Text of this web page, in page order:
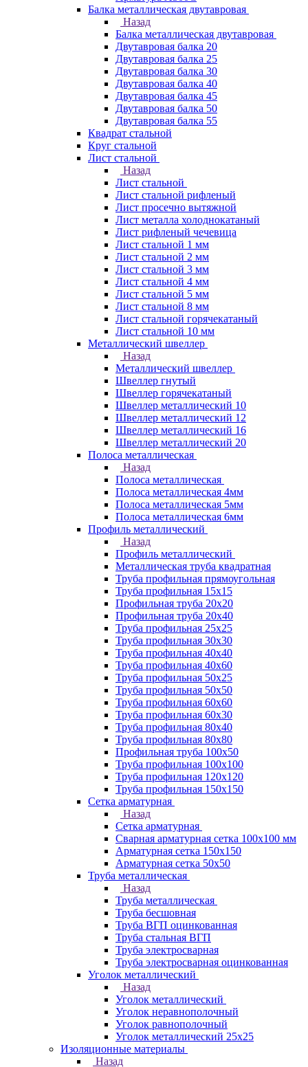
Балка металлическая двутавровая
Назад
Балка металлическая двутавровая
Двутавровая балка 20
Двутавровая балка 25
Двутавровая балка 30
Двутавровая балка 40
Двутавровая балка 45
Двутавровая балка 50
Двутавровая балка 55
Квадрат стальной
Круг стальной
Лист стальной
Назад
Лист стальной
Лист стальной рифленый
Лист просечно вытяжной
Лист металла холоднокатаный
Лист рифленый чечевица
Лист стальной 1 мм
Лист стальной 2 мм
Лист стальной 3 мм
Лист стальной 4 мм
Лист стальной 5 мм
Лист стальной 8 мм
Лист стальной горячекатаный
Лист стальной 10 мм
Металлический швеллер
Назад
Металлический швеллер
Швеллер гнутый
Швеллер горячекатаный
Швеллер металлический 10
Швеллер металлический 12
Швеллер металлический 16
Швеллер металлический 20
Полоса металлическая
Назад
Полоса металлическая
Полоса металлическая 4мм
Полоса металлическая 5мм
Полоса металлическая 6мм
Профиль металлический
Назад
Профиль металлический
Металлическая труба квадратная
Труба профильная прямоугольная
Труба профильная 15х15
Профильная труба 20х20
Профильная труба 20х40
Труба профильная 25х25
Труба профильная 30x30
Труба профильная 40х40
Труба профильная 40х60
Труба профильная 50х25
Труба профильная 50х50
Труба профильная 60x60
Труба профильная 60х30
Труба профильная 80х40
Труба профильная 80х80
Профильная труба 100х50
Труба профильная 100х100
Труба профильная 120х120
Труба профильная 150х150
Сетка арматурная
Назад
Сетка арматурная
Сварная арматурная сетка 100х100 мм
Арматурная сетка 150х150
Арматурная сетка 50х50
Труба металлическая
Назад
Труба металлическая
Труба бесшовная
Труба ВГП оцинкованная
Труба стальная ВГП
Труба электросварная
Труба электросварная оцинкованная
Уголок металлический
Назад
Уголок металлический
Уголок неравнополочный
Уголок равнополочный
Уголок металлический 25х25
Изоляционные материалы
Назад